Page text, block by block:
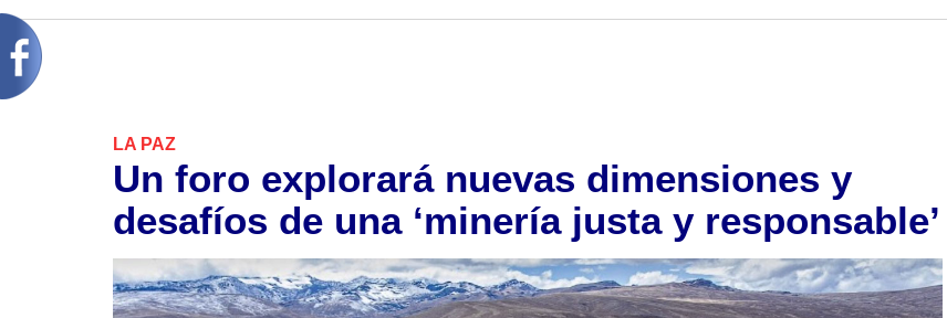
LA PAZ
Un foro explorará nuevas dimensiones y
desafíos de una ‘minería justa y responsable’